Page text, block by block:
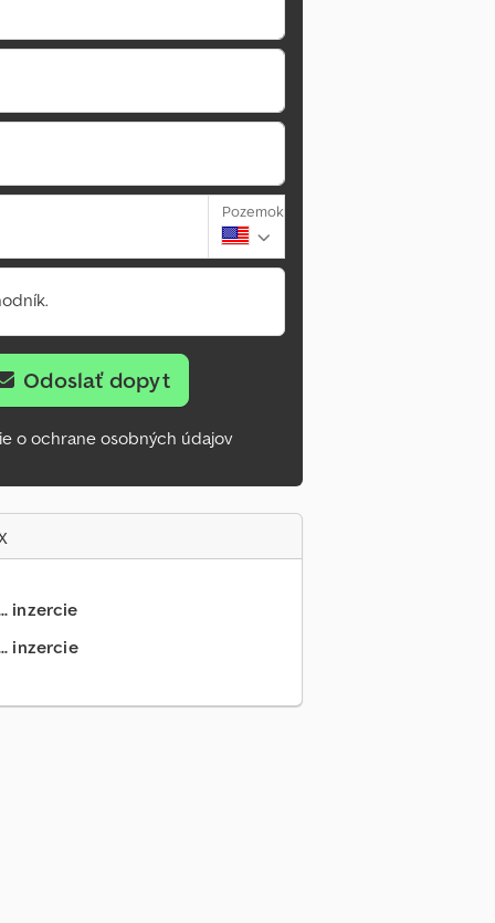
Pozemok
Odoslať dopyt
o ochrane osobných údajov
inzercie
inzercie